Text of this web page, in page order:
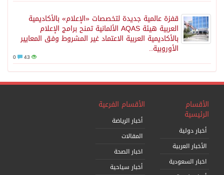
قفزة عالمية جديدة لتخصصات «الإعلام» بالأكاديمية
العربية هيئة AQAS الألمانية تمنح برامج الإعلام
بالأكاديمية العربية الاعتماد غير المشروط وفق المعايير
الأوروبية..
43
الأقسام
الرئيسية
أخبار دولية
الأخبار العربية
اخبار السعودية
الأقسام الفرعية
أخبار الرياضة
المقالات
اخبار الصحة
أخبار سياحية